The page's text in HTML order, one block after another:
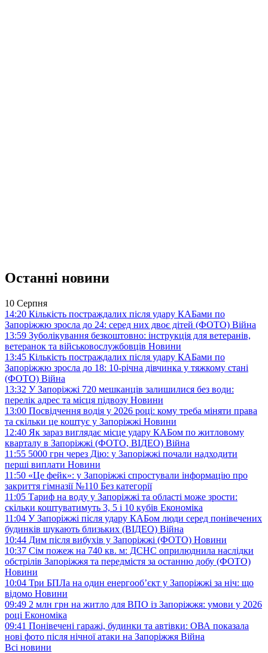
Останні новини
10 Серпня
14:20 Кількість постраждалих після удару КАБами по
Запоріжжю зросла до 24: серед них двоє дітей (ФОТО) Війна
13:59 Зуболікування безкоштовно: інструкція для ветеранів,
ветеранок та військовослужбовців Новини
13:45 Кількість постраждалих після удару КАБами по
Запоріжжю зросла до 18: 10-річна дівчинка у тяжкому стані
(ФОТО) Війна
13:32 У Запоріжжі 720 мешканців залишилися без води:
перелік адрес та місця підвозу Новини
13:00 Посвідчення водія у 2026 році: кому треба міняти права
та скільки це коштує у Запоріжжі Новини
12:40 Як зараз виглядає місце удару КАБом по житловому
кварталу в Запоріжжі (ФОТО, ВІДЕО) Війна
11:55 5000 грн через Дію: у Запоріжжі почали надходити
перші виплати Новини
11:50 «Це фейк»: у Запоріжжі спростували інформацію про
закриття гімназії №110 Без категорії
11:05 Тариф на воду у Запоріжжі та області може зрости:
скільки коштуватимуть 3, 5 і 10 кубів Економіка
11:04 У Запоріжжі після удару КАБом люди серед понівечених
будинків шукають близьких (ВІДЕО) Війна
10:44 Дим після вибухів у Запоріжжі (ФОТО) Новини
10:37 Сім пожеж на 740 кв. м: ДСНС оприлюднила наслідки
обстрілів Запоріжжя та передмістя за останню добу (ФОТО)
Новини
10:04 Три БПЛа на один енергооб’єкт у Запоріжжі за ніч: що
відомо Новини
09:49 2 млн грн на житло для ВПО із Запоріжжя: умови у 2026
році Економіка
09:41 Понівечені гаражі, будинки та автівки: ОВА показала
нові фото після нічної атаки на Запоріжжя Війна
Всі новини